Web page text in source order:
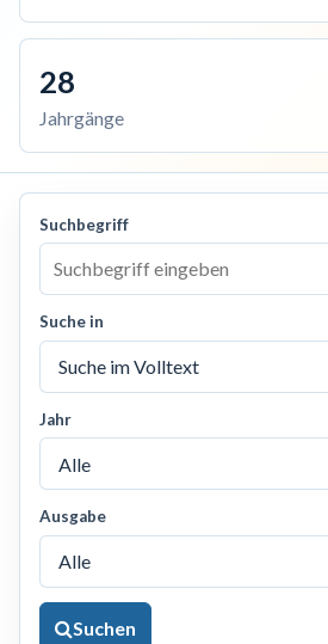
28
Jahrgänge
Suchbegriff
Suche in
Jahr
Ausgabe
Suchen